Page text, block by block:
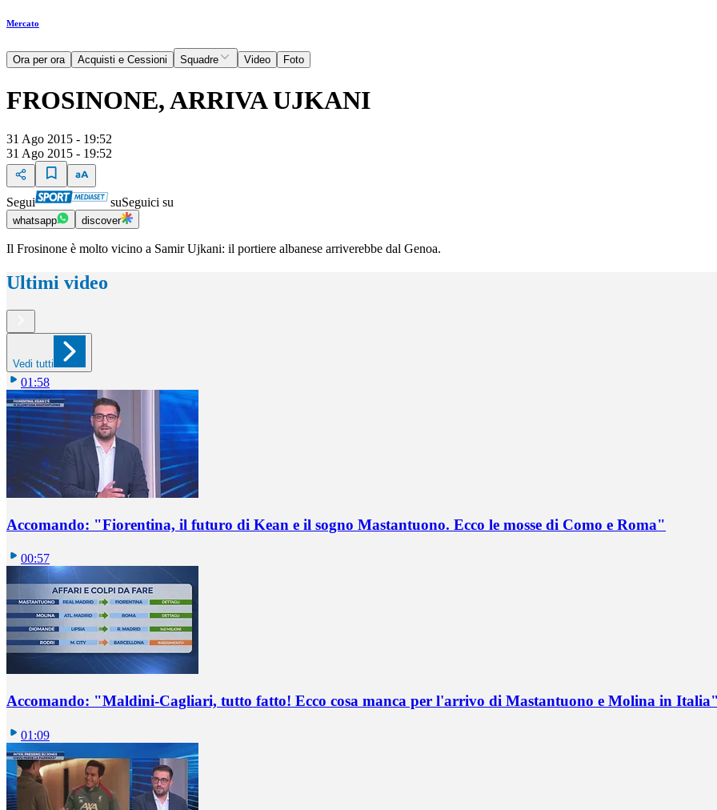
Mercato
Ora per ora Acquisti e Cessioni Squadre Video Foto
FROSINONE, ARRIVA UJKANI
31 Ago 2015 - 19:52
31 Ago 2015 - 19:52
Segui suSeguici su
whatsapp discover
Il Frosinone è molto vicino a Samir Ujkani: il portiere albanese arriverebbe dal Genoa.
Ultimi video
Vedi tutti
01:58
Accomando: "Fiorentina, il futuro di Kean e il sogno Mastantuono. Ecco le mosse di Como e Roma"
00:57
Accomando: "Maldini-Cagliari, tutto fatto! Ecco cosa manca per l'arrivo di Mastantuono e Molina in
01:09